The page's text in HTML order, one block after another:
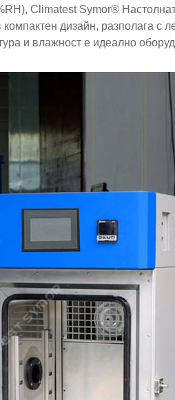
Climatest Symor®
дизайн, разполага с
и влажност е идеално